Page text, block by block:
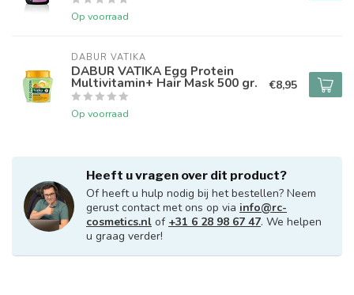
Op voorraad
DABUR VATIKA
DABUR VATIKA Egg Protein
Multivitamin+ Hair Mask 500 gr.
Op voorraad
€8,95
Heeft u vragen over dit product?
Of heeft u hulp nodig bij het bestellen? Neem
gerust contact met ons op via info@rc-
cosmetics.nl of +31 6 28 98 67 47. We helpen
u graag verder!